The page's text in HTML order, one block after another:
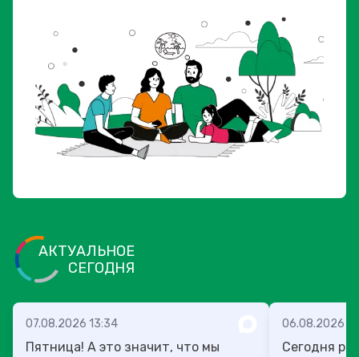
АКТУАЛЬНОЕ
СЕГОДНЯ
07.08.2026 13:34
Пятница! А это значит, что мы
06.08.2026
Сегодня